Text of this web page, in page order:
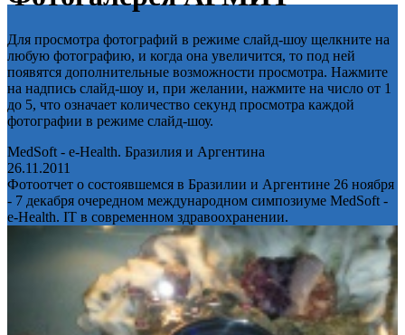
Для просмотра фотографий в режиме слайд-шоу щелкните на
любую фотографию, и когда она увеличится, то под ней
появятся дополнительные возможности просмотра. Нажмите
на надпись слайд-шоу и, при желании, нажмите на число от 1
до 5, что означает количество секунд просмотра каждой
фотографии в режиме слайд-шоу.
MedSoft - e-Health. Бразилия и Аргентина
26.11.2011
Фотоотчет о состоявшемся в Бразилии и Аргентине 26 ноября
- 7 декабря очередном международном симпозиуме MedSoft -
e-Health. IT в современном здравоохранении.